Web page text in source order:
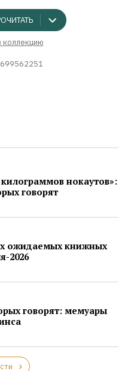
коллекцию
нокаутов»:
говорят
ожидаемых книжных
2026
говорят: мемуары